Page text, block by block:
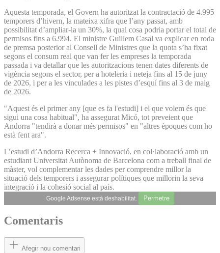
Aquesta temporada, el Govern ha autoritzat la contractació de 4.995
temporers d’hivern, la mateixa xifra que l’any passat, amb
possibilitat d’ampliar-la un 30%, la qual cosa podria portar el total de
permisos fins a 6.994. El ministre Guillem Casal va explicar en roda
de premsa posterior al Consell de Ministres que la quota s’ha fixat
segons el consum real que van fer les empreses la temporada
passada i va detallar que les autoritzacions tenen dates diferents de
vigència segons el sector, per a hoteleria i neteja fins al 15 de juny
de 2026, i per a les vinculades a les pistes d’esquí fins al 3 de maig
de 2026.
"Aquest és el primer any [que es fa l'estudi] i el que volem és que
sigui una cosa habitual", ha assegurat Micó, tot preveient que
Andorra "tendirà a donar més permisos" en "altres èpoques com ho
està fent ara".
L’estudi d’Andorra Recerca + Innovació, en col·laboració amb un
estudiant Universitat Autònoma de Barcelona com a treball final de
màster, vol complementar les dades per comprendre millor la
situació dels temporers i assegurar polítiques que millorin la seva
integració i la cohesió social al país.
Google Adsense està deshabilitat. Permetre
Comentaris
Afegir nou comentari